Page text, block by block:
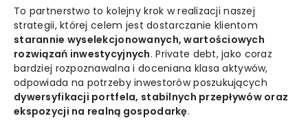
To partnerstwo to kolejny krok w realizacji naszej
strategii, której celem jest dostarczanie klientom
starannie wyselekcjonowanych, wartościowych
rozwiązań inwestycyjnych. Private debt, jako coraz
bardziej rozpoznawalna i doceniana klasa aktywów,
odpowiada na potrzeby inwestorów poszukujących
dywersyfikacji portfela, stabilnych przepływów oraz
ekspozycji na realną gospodarkę.